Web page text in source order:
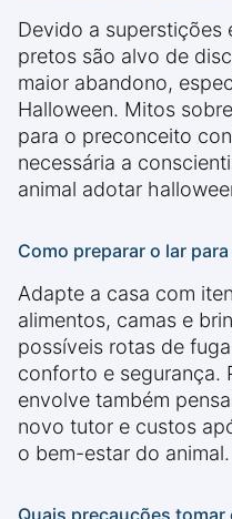
Devido a superstições
pretos são alvo de
maior abandono,
Halloween. Mitos
para o preconceito
necessária a
animal adotar
Como preparar o lar
Adapte a casa com
alimentos, camas e
possíveis rotas de
conforto e segurança.
envolve também
novo tutor e custos
o bem-estar do animal.